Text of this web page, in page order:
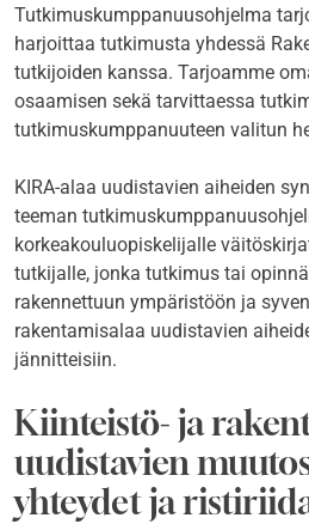
Tutkimuskumppanuusohjelma
harjoittaa tutkimusta yhdessä
tutkijoiden kanssa. Tarjoamme
osaamisen sekä tarvittaessa
tutkimuskumppanuuteen valitun
KIRA-alaa uudistavien aiheiden
teeman
korkeakouluopiskelijalle
tutkijalle, jonka tutkimus tai
rakennettuun ympäristöön ja
rakentamisalaa uudistavien
jännitteisiin.
Kiinteistö- ja
uudistavien
yhteydet ja